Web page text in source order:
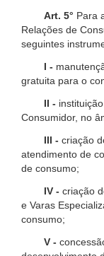
Art. 5° Para
Relações de
seguintes
I -
gratuita para o
II -
Consumidor, no
III - criação
atendimento de
de consumo;
IV - criação
e Varas
consumo;
V -